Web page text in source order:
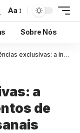
Aa
Sobre Nós
a interseção entre eventos de luxo e cervejas artesanais
a
de